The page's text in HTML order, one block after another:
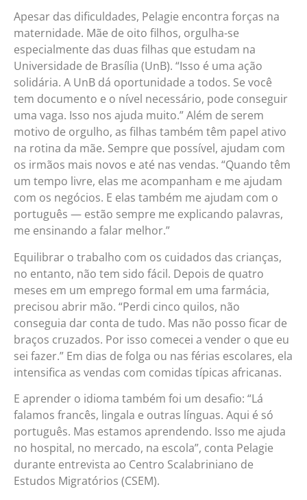
Apesar das dificuldades, Pelagie encontra forças na
maternidade. Mãe de oito filhos, orgulha-se
especialmente das duas filhas que estudam na
Universidade de Brasília (UnB). “Isso é uma ação
solidária. A UnB dá oportunidade a todos. Se você
tem documento e o nível necessário, pode conseguir
uma vaga. Isso nos ajuda muito.” Além de serem
motivo de orgulho, as filhas também têm papel ativo
na rotina da mãe. Sempre que possível, ajudam com
os irmãos mais novos e até nas vendas. “Quando têm
um tempo livre, elas me acompanham e me ajudam
com os negócios. E elas também me ajudam com o
português — estão sempre me explicando palavras,
me ensinando a falar melhor.”
Equilibrar o trabalho com os cuidados das crianças,
no entanto, não tem sido fácil. Depois de quatro
meses em um emprego formal em uma farmácia,
precisou abrir mão. “Perdi cinco quilos, não
conseguia dar conta de tudo. Mas não posso ficar de
braços cruzados. Por isso comecei a vender o que eu
sei fazer.” Em dias de folga ou nas férias escolares, ela
intensifica as vendas com comidas típicas africanas.
E aprender o idioma também foi um desafio: “Lá
falamos francês, lingala e outras línguas. Aqui é só
português. Mas estamos aprendendo. Isso me ajuda
no hospital, no mercado, na escola”, conta Pelagie
durante entrevista ao Centro Scalabriniano de
Estudos Migratórios (CSEM).